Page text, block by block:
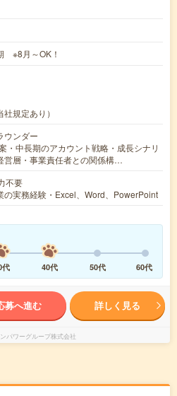
※8月～OK！
規定あり）
ウンダー
・中長期のアカウント戦略・成長シナリ
営層・事業責任者との関係構…
不要
の実務経験・Excel、Word、PowerPoint
代 40代 50代 60代
募へ進む 詳しく見る
パワーグループ株式会社